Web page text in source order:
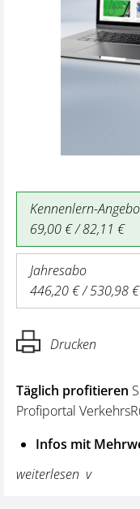
Kennenlern-
69,00 € / 82,11 €
Jahresabo
446,20 € / 530,98 €
Drucken
Täglich profitieren
Profiportal
Infos mit
und
wie z. B. bei den
weiterlesen